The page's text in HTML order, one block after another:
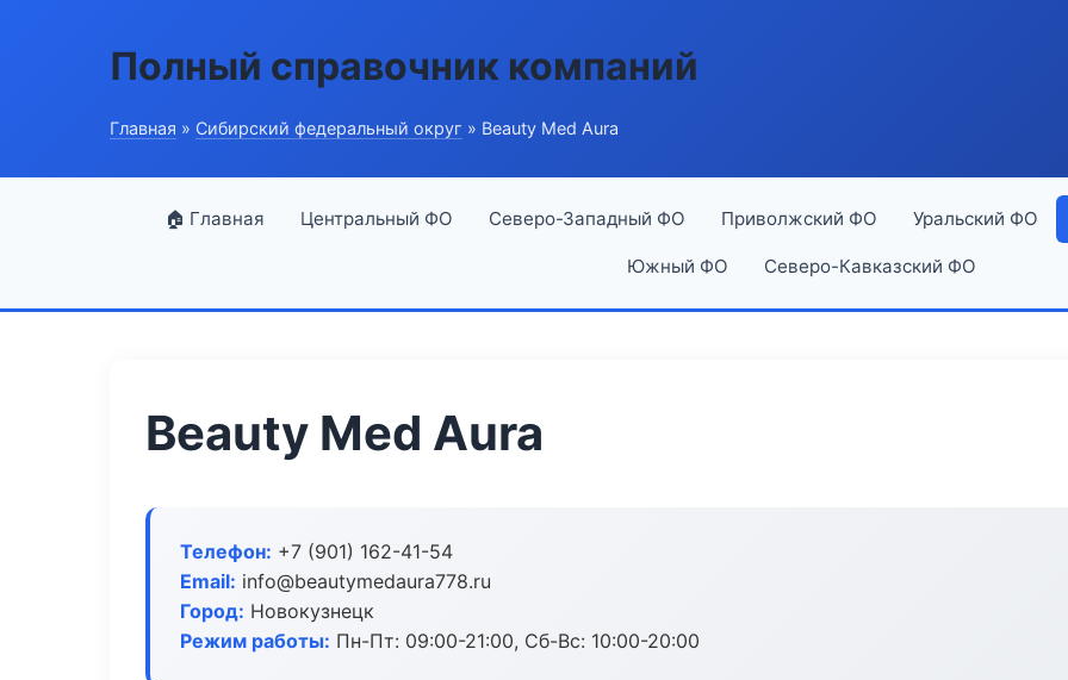
Полный справочник компаний
Главная » Сибирский федеральный округ » Beauty Med Aura
🏠 Главная Центральный ФО Северо-Западный ФО Приволжский ФО Уральский ФО
Южный ФО Северо-Кавказский ФО
Beauty Med Aura
Телефон: +7 (901) 162-41-54
Email: info@beautymedaura778.ru
Город: Новокузнецк
Режим работы: Пн-Пт: 09:00-21:00, Сб-Вс: 10:00-20:00